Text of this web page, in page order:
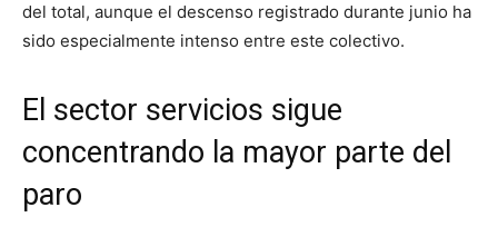
del total, aunque el descenso registrado durante junio ha
sido especialmente intenso entre este colectivo.
El sector servicios sigue
concentrando la mayor parte del
paro